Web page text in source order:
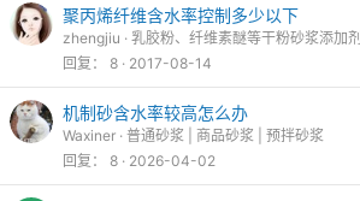
聚丙烯纤维含水率控制多少以下
zhengjiu
乳胶粉、纤维素醚等干粉砂浆添加剂
回复
8 2017-08-14
机制砂含水率较高怎么办
Waxiner 普通砂浆 | 商品砂浆 | 预拌砂浆
回复
8 2026-04-02